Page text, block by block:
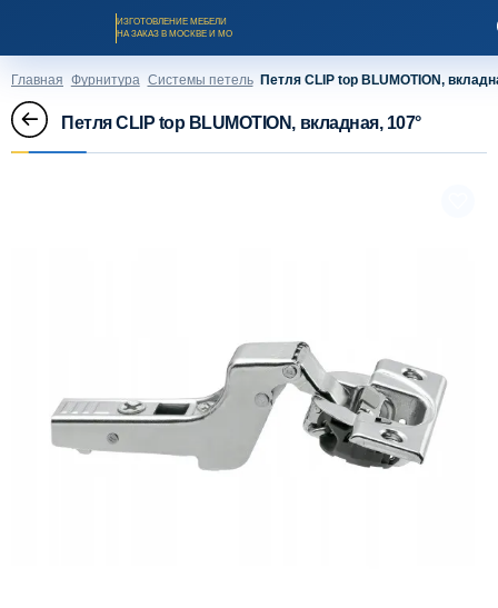
ИЗГОТОВЛЕНИЕ МЕБЕЛИ
НА ЗАКАЗ В МОСКВЕ И МО
Оплата и доставка
Главная Фурнитура Системы петель Петля CLIP top BLUMOTION,
Петля CLIP top BLUMOTION, вкладная, 107°